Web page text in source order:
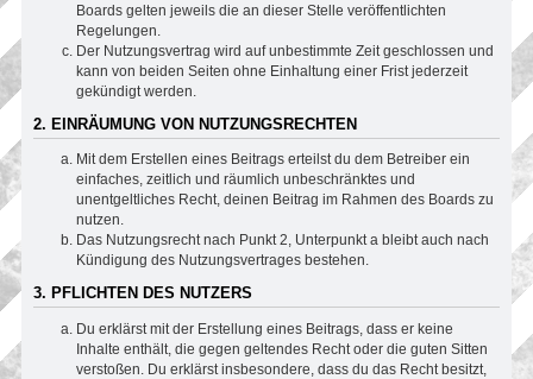
Boards gelten jeweils die an dieser Stelle veröffentlichten
Regelungen.
Der Nutzungsvertrag wird auf unbestimmte Zeit geschlossen und
kann von beiden Seiten ohne Einhaltung einer Frist jederzeit
gekündigt werden.
2. EINRÄUMUNG VON NUTZUNGSRECHTEN
Mit dem Erstellen eines Beitrags erteilst du dem Betreiber ein
einfaches, zeitlich und räumlich unbeschränktes und
unentgeltliches Recht, deinen Beitrag im Rahmen des Boards zu
nutzen.
Das Nutzungsrecht nach Punkt 2, Unterpunkt a bleibt auch nach
Kündigung des Nutzungsvertrages bestehen.
3. PFLICHTEN DES NUTZERS
Du erklärst mit der Erstellung eines Beitrags, dass er keine
Inhalte enthält, die gegen geltendes Recht oder die guten Sitten
verstoßen. Du erklärst insbesondere, dass du das Recht besitzt,